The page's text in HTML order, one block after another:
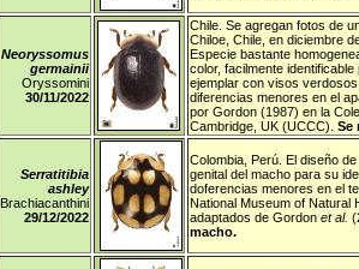
Neoryssomus
germainii
Oryssomini
30/11/2022
Chile. Se agregan fotos de
Chiloe, Chile, en diciembre
Especie bastante
color, facilmente
ejemplar con visos
diferencias menores en el
por Gordon (1987) en la
Cambridge, UK (UCCC). Se
Serratitibia
ashley
Brachiacanthini
29/12/2022
Colombia, Perú. El diseño
genital del macho para su
doferencias menores en el
National Museum of Natural
adaptados de Gordon et al.
macho.